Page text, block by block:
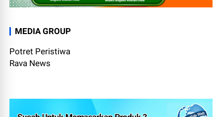
MEDIA GROUP
Potret Peristiwa
Rava News